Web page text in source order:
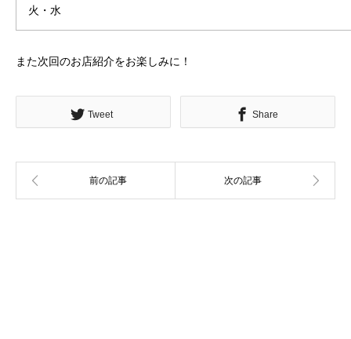
火・水
また次回のお店紹介をお楽しみに！
Tweet Share